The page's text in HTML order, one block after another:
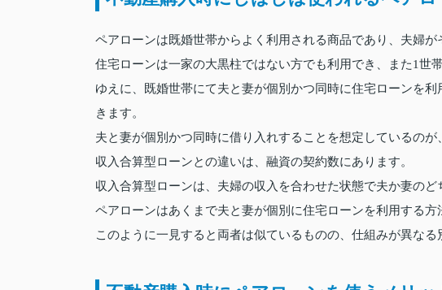
ペアローンは既婚世帯からよく利用される商品であり、夫婦が
住宅ローンは一家の大黒柱ではない方でも利用でき、また1世
ゆえに、既婚世帯にて夫と妻が個別かつ同時に住宅ローンを
きます。
夫と妻が個別かつ同時に借り入れすることを想定しているのが
収入合算型ローンとの違いは、融資の契約数にあります。
収入合算型ローンは、夫婦の収入を合わせた状態で夫か妻の
ペアローンはあくまで夫と妻が個別に住宅ローンを利用する方
このように一見すると両者は似ているものの、仕組みが異なる